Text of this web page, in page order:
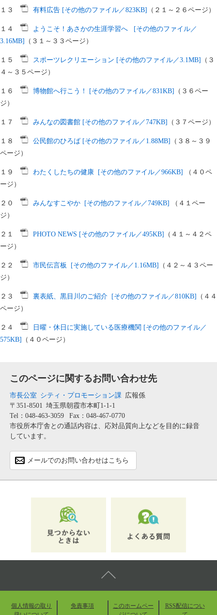
１３ 有料広告 [その他のファイル／823KB] （２１～２６ページ）
１４
ようこそ！あさかの生涯学習へ [その他のファイル／
3.16MB]
（３１～３３ページ）
１５ スポーツレクリエーション [その他のファイル／3.1MB]
（３
４～３５ページ）
１６ 博物館へ行こう！ [その他のファイル／831KB]
（３６ペー
ジ）
１７ みんなの図書館 [その他のファイル／747KB] （３７ページ）
１８ 公民館のひろば [その他のファイル／1.88MB]
（３８～３９
ページ）
１９ わたくしたちの健康 [その他のファイル／966KB]
（４０ペ
ージ）
２０ みんなすこやか [その他のファイル／749KB]
（４１ペー
ジ）
２１ PHOTO NEWS [その他のファイル／495KB]
（４１～４２ペ
ージ）
２２ 市民伝言板 [その他のファイル／1.16MB]
（４２～４３ペー
ジ）
２３ 裏表紙、黒目川のご紹介 [その他のファイル／810KB]
（４４
ページ）
２４
日曜・休日に実施している医療機関 [その他のファイル／
575KB]
（４０ページ）
このページに関するお問い合わせ先
市長公室 シティ・プロモーション課 広報係
〒351-8501 埼玉県朝霞市本町1-1-1
Tel：048-463-3059
Fax：048-467-0770
市役所本庁舎との通話内容は、応対品質向上などを目的に録音
しています。
メールでのお問い合わせはこちら
個人情報の取り
免責事項
このホームペー
RSS配信につい